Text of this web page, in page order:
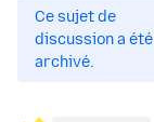
Ce sujet de
discussion a été
archivé.